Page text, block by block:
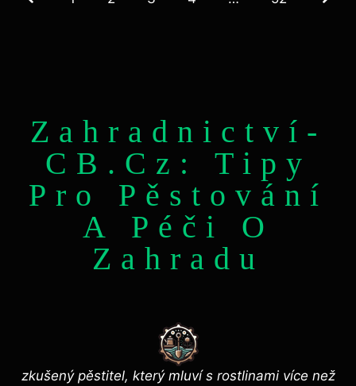
Zahradnictví-
CB.cz: Tipy
Pro Pěstování
A Péči O
Zahradu
zkušený pěstitel, který mluví s rostlinami více než